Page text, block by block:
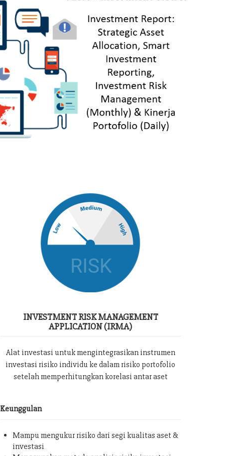
INVESTMENT RISK MANAGEMENT
APPLICATION (IRMA)
Alat investasi untuk mengintegrasikan instrumen
investasi risiko individu ke dalam risiko portofolio
setelah memperhitungkan korelasi antar aset
Keunggulan
Mampu mengukur risiko dari segi kualitas aset &
investasi